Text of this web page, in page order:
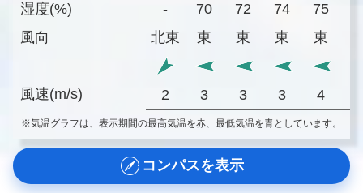
湿度(%)
風向
風速(m/s)
-
70 72 74 75
北東
東 東 東 東
2 3 3 3 4
※気温グラフは、表示期間の最高気温を赤、最低気温を青としています。
コンパスを表示